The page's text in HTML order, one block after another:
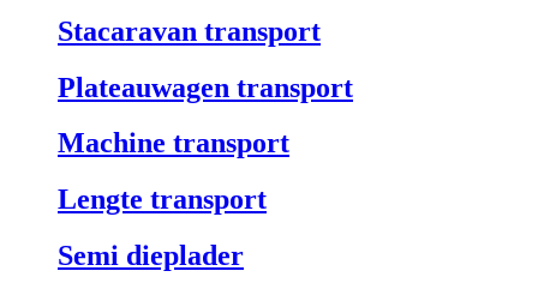
Stacaravan transport
Plateauwagen transport
Machine transport
Lengte transport
Semi dieplader